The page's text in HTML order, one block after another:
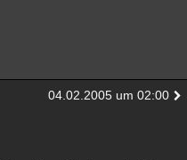
04.02.2005 um 02:00